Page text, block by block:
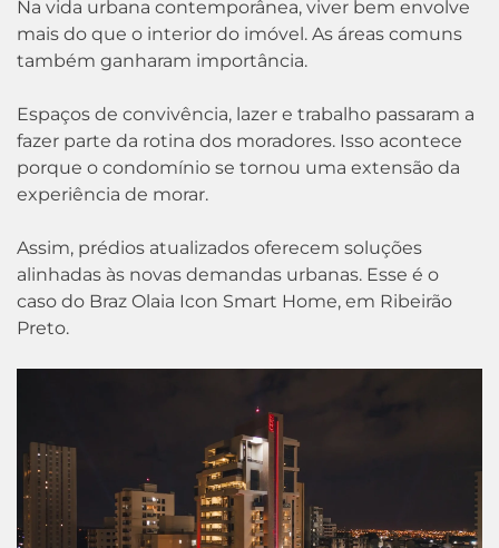
Na vida urbana contemporânea, viver bem envolve
mais do que o interior do imóvel. As áreas comuns
também ganharam importância.
Espaços de convivência, lazer e trabalho passaram a
fazer parte da rotina dos moradores. Isso acontece
porque o condomínio se tornou uma extensão da
experiência de morar.
Assim, prédios atualizados oferecem soluções
alinhadas às novas demandas urbanas. Esse é o
caso do Braz Olaia Icon Smart Home, em Ribeirão
Preto.